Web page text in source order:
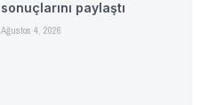
sonuçlarını paylaştı
Ağustos 4, 2026